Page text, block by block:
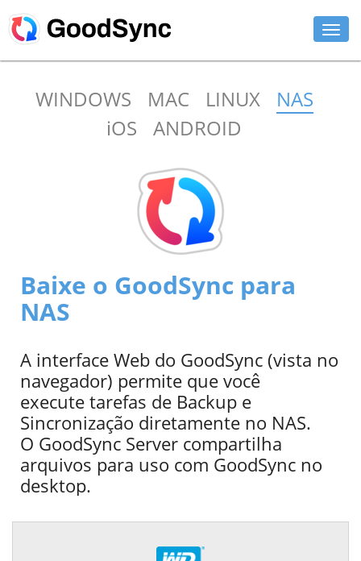
ENTRAR
WINDOWS MAC LINUX
NAS
iOS
ANDROID
Baixe o GoodSync para
NAS
A interface Web do GoodSync (vista no
navegador) permite que você
execute tarefas de Backup e
Sincronização diretamente no NAS.
O GoodSync Server compartilha
arquivos para uso com GoodSync no
desktop.